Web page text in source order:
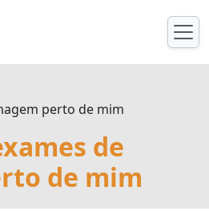
perto de mim
de
de mim